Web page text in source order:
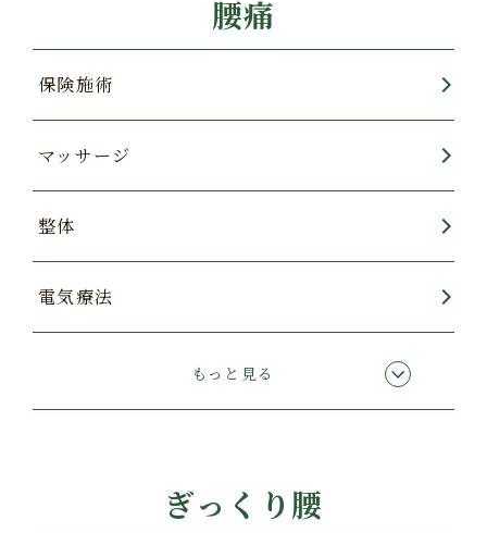
腰痛
保険施術
マッサージ
整体
電気療法
腰痛スッキリコースもっと見る
ぎっくり腰